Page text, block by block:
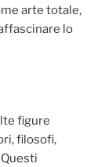
arte totale,
lo
figure
filosofi,